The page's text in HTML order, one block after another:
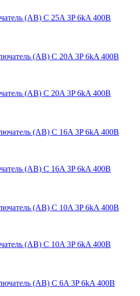
(АВ) C 25A 3P 6kA 400В
(АВ) C 20A 3P 6kA 400В
(АВ) C 16A 3P 6kA 400В
(АВ) C 10A 3P 6kA 400В